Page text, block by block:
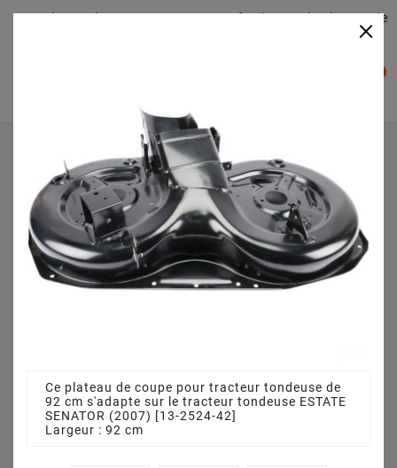
Plateaudecoupe.com : Trouver facilement le plateau de
Accueil
Plateau de coupe
Plateau de coupe 92 cm 3825640751 pour ESTATE
SENATOR (2007) [13-2524-42]
×
Ce plateau de coupe pour tracteur tondeuse de
92 cm s'adapte sur le tracteur tondeuse ESTATE
SENATOR (2007) [13-2524-42]
Largeur : 92 cm